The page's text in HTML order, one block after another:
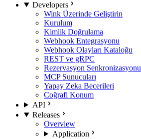
Developers
Wink Üzerinde Geliştirin
Kurulum
Kimlik Doğrulama
Webhook Entegrasyonu
Webhook Olayları Kataloğu
REST ve gRPC
Rezervasyon Senkronizasyonu
MCP Sunucuları
Yapay Zeka Becerileri
Coğrafi Konum
API
Releases
Overview
Application